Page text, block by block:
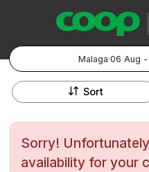
Malaga·06 Aug
Popular Destinations:
Stockholm
Sort
+
−
Sorry!
availability for your